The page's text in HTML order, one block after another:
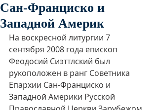
Сан-Франциско и
Западной Америк
На воскресной литургии 7
сентября 2008 года епископ
Феодосий Сиэттлский был
рукоположен в ранг Советника
Епархии Сан-Франциско и
Западной Америки Русской